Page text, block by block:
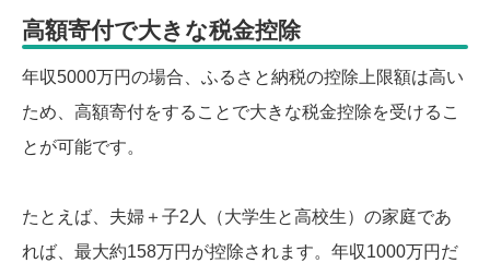
高額寄付で大きな税金控除
年収5000万円の場合、ふるさと納税の控除上限額は高い
ため、高額寄付をすることで大きな税金控除を受けるこ
とが可能です。
たとえば、夫婦＋子2人（大学生と高校生）の家庭であ
れば、最大約158万円が控除されます。年収1000万円だ